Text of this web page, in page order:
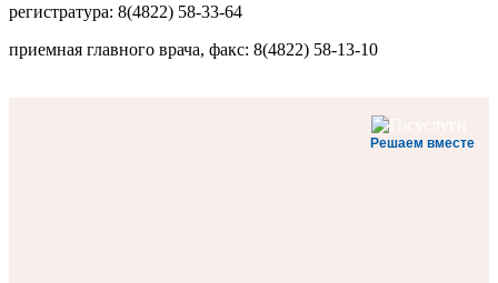
регистратура: 8(4822) 58-33-64
приемная главного врача, факс: 8(4822) 58-13-10
Решаем вместе